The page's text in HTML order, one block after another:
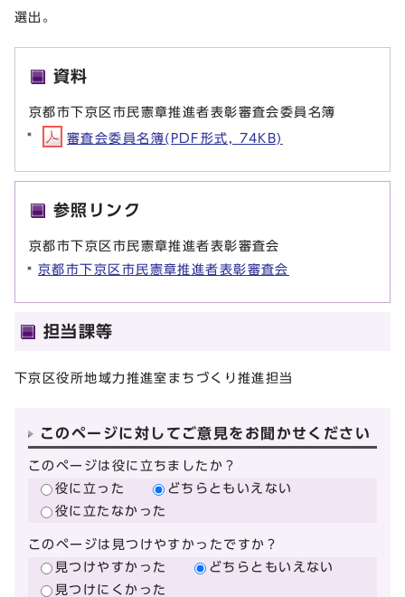
選出。
資料
京都市下京区市民憲章推進者表彰審査会委員名簿
審査会委員名簿(PDF形式, 74KB)
参照リンク
京都市下京区市民憲章推進者表彰審査会
京都市下京区市民憲章推進者表彰審査会
担当課等
下京区役所地域力推進室まちづくり推進担当
このページに対してご意見をお聞かせください
このページは役に立ちましたか？
役に立った
どちらともいえない
役に立たなかった
このページは見つけやすかったですか？
見つけやすかった
どちらともいえない
見つけにくかった